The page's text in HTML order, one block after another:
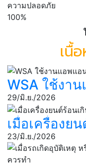
ความปลอดภัย
100%
เนื้
WSA ใช้งา
แอนดรอยด์บ
Windows
29/มิ.ย./2026
เมื่อเครื่องย
เกินควรทำอย่
23/มิ.ย./2026